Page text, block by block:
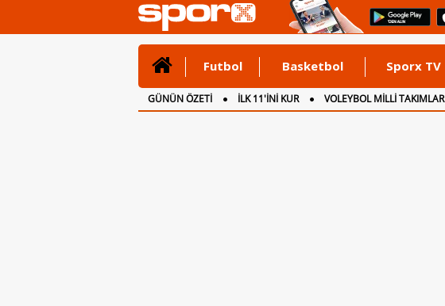
Futbol Basketbol Sporx TV
GÜNÜN ÖZETİ İLK 11'İNİ KUR VOLEYBOL MİLLİ TAKIMLAR
CANLI ANLATIM
İNGİLTERE